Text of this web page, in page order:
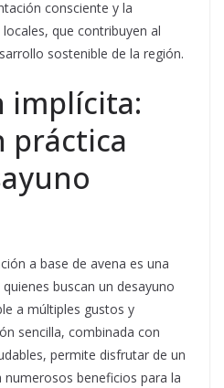
consciente y la
que contribuyen al
sostenible de la región.
implícita:
práctica
a base de avena es una
buscan un desayuno
a múltiples gustos y
sencilla, combinada con
permite disfrutar de un
beneficios para la